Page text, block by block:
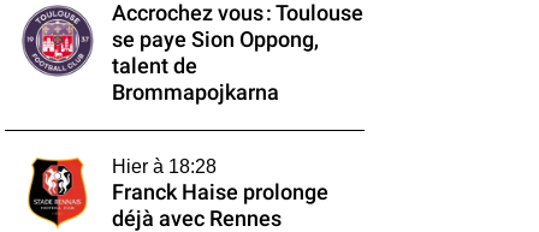
Accrochez vous : Toulouse
se paye Sion Oppong,
talent de
Brommapojkarna
Hier à 18:28
Franck Haise prolonge
déjà avec Rennes